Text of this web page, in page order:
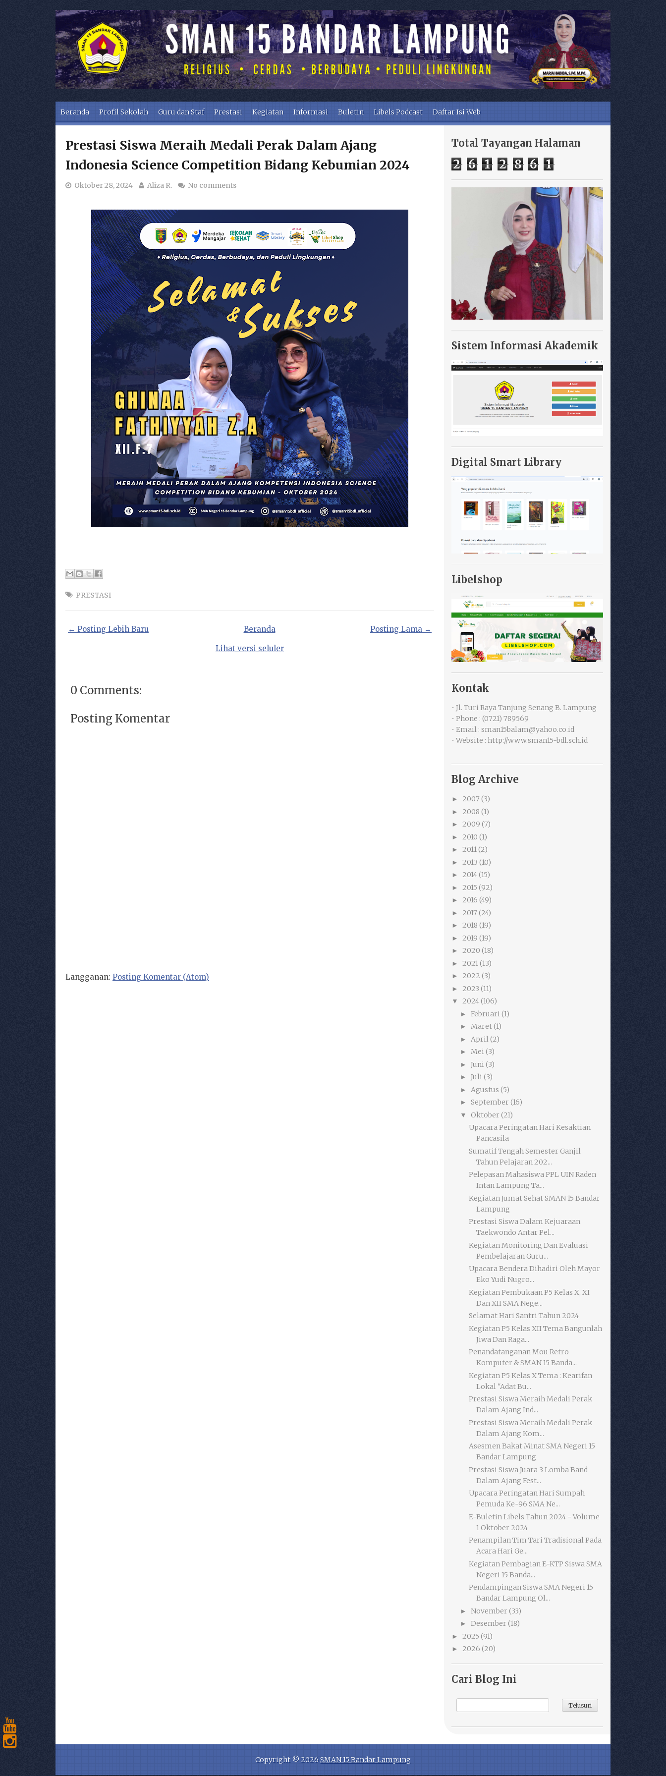
Skip to content
Beranda Profil Sekolah Guru dan Staf Prestasi Kegiatan Informasi Buletin Libels Podcast Daftar Isi Web
Prestasi Siswa Meraih Medali Perak Dalam Ajang
Indonesia Science Competition Bidang Kebumian 2024
Oktober 28, 2024 Aliza R. No comments
PRESTASI
← Posting Lebih Baru Posting Lama →
Beranda
Lihat versi seluler
0 Comments:
Posting Komentar
Langganan: Posting Komentar (Atom)
Total Tayangan Halaman
2 6 1 2 8 6 1
Sistem Informasi Akademik
Digital Smart Library
Libelshop
Kontak
• Jl. Turi Raya Tanjung Senang B. Lampung
• Phone : (0721) 789569
• Email : sman15balam@yahoo.co.id
• Website : http://www.sman15-bdl.sch.id
Blog Archive
► 2007 (3)
► 2008 (1)
► 2009 (7)
► 2010 (1)
► 2011(2)
► 2013 (10)
► 2014(15)
► 2015 (92)
► 2016 (49)
► 2017 (24)
► 2018 (19)
► 2019 (19)
► 2020 (18)
► 2021(13)
► 2022 (3)
► 2023 (11)
▼ 2024(106)
► Februari (1)
► Maret(1)
► April(2)
► Mei (3)
► Juni (3)
► Juli (3)
► Agustus (5)
► September (16)
▼ Oktober (21)
Upacara Peringatan Hari Kesaktian
Pancasila
Sumatif Tengah Semester Ganjil
Tahun Pelajaran 202...
Pelepasan Mahasiswa PPL UIN Raden
Intan Lampung Ta...
Kegiatan Jumat Sehat SMAN 15 Bandar
Lampung
Prestasi Siswa Dalam Kejuaraan
Taekwondo Antar Pel...
Kegiatan Monitoring Dan Evaluasi
Pembelajaran Guru...
Upacara Bendera Dihadiri Oleh Mayor
Eko Yudi Nugro...
Kegiatan Pembukaan P5 Kelas X, XI
Dan XII SMA Nege...
Selamat Hari Santri Tahun 2024
Kegiatan P5 Kelas XII Tema Bangunlah
Jiwa Dan Raga...
Penandatanganan Mou Retro
Komputer & SMAN 15 Banda...
Kegiatan P5 Kelas X Tema : Kearifan
Lokal "Adat Bu...
Prestasi Siswa Meraih Medali Perak
Dalam Ajang Ind...
Prestasi Siswa Meraih Medali Perak
Dalam Ajang Kom...
Asesmen Bakat Minat SMA Negeri 15
Bandar Lampung
Prestasi Siswa Juara 3 Lomba Band
Dalam Ajang Fest...
Upacara Peringatan Hari Sumpah
Pemuda Ke-96 SMA Ne...
E-Buletin Libels Tahun 2024 - Volume
1 Oktober 2024
Penampilan Tim Tari Tradisional Pada
Acara Hari Ge...
Kegiatan Pembagian E-KTP Siswa SMA
Negeri 15 Banda...
Pendampingan Siswa SMA Negeri 15
Bandar Lampung Ol...
► November (33)
► Desember (18)
► 2025 (91)
► 2026 (20)
Cari Blog Ini
Copyright ©2026SMAN 15 Bandar Lampung